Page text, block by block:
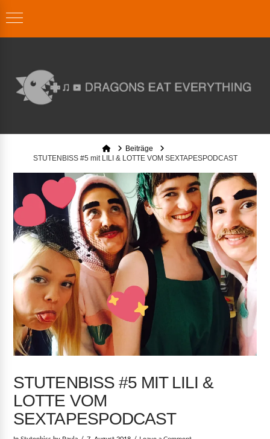
HomeBeiträge
STUTENBISS #5 mit LILI & LOTTE VOM SEXTAPESPODCAST
STUTENBISS #5 MIT LILI &
LOTTE VOM
SEXTAPESPODCAST